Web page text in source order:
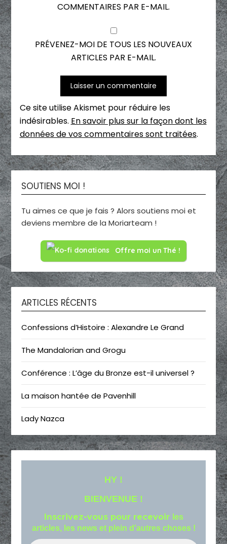
COMMENTAIRES PAR E-MAIL.
PRÉVENEZ-MOI DE TOUS LES NOUVEAUX
ARTICLES PAR E-MAIL.
Ce site utilise Akismet pour réduire les
indésirables. En savoir plus sur la façon dont les
données de vos commentaires sont traitées.
SOUTIENS MOI !
Tu aimes ce que je fais ? Alors soutiens moi et
deviens membre de la Moriarteam !
Offre moi un Thé !
ARTICLES RÉCENTS
Confessions d’Histoire : Alexandre Le Grand
The Mandalorian and Grogu
Conférence : L’âge du Bronze est-il universel ?
La maison hantée de Pavenhill
Lady Nazca
HY !
BIENVENUE !
Inscrivez-vous pour recevoir les
articles, les news et plein d'autres choses !